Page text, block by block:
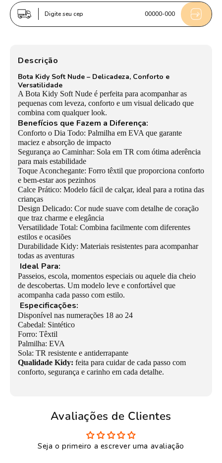
Bota
Infantil
Baby
Soft
Coração
Primeiros
Passos
Bota
Soft
Coração
Primeiros
Passos
Digite seu cep 00000-000
Descrição
Bota Kidy Soft Nude – Delicadeza, Conforto e
Versatilidade
A Bota Kidy Soft Nude é perfeita para acompanhar as
pequenas com leveza, conforto e um visual delicado que
combina com qualquer look.
Benefícios que Fazem a Diferença:
Conforto o Dia Todo: Palmilha em EVA que garante
maciez e absorção de impacto
Segurança ao Caminhar: Sola em TR com ótima aderência
para mais estabilidade
Toque Aconchegante: Forro têxtil que proporciona conforto
e bem-estar aos pezinhos
Calce Prático: Modelo fácil de calçar, ideal para a rotina das
crianças
Design Delicado: Cor nude suave com detalhe de coração
que traz charme e elegância
Versatilidade Total: Combina facilmente com diferentes
estilos e ocasiões
Durabilidade Kidy: Materiais resistentes para acompanhar
todas as aventuras
Ideal Para:
Passeios, escola, momentos especiais ou aquele dia cheio
de descobertas. Um modelo leve e confortável que
acompanha cada passo com estilo.
Especificações:
Disponível nas numerações 18 ao 24
Cabedal: Sintético
Forro: Têxtil
Palmilha: EVA
Sola: TR resistente e antiderrapante
Qualidade Kidy: feita para cuidar de cada passo com
conforto, segurança e carinho em cada detalhe.
Avaliações de Clientes
Seja o primeiro a escrever uma avaliação